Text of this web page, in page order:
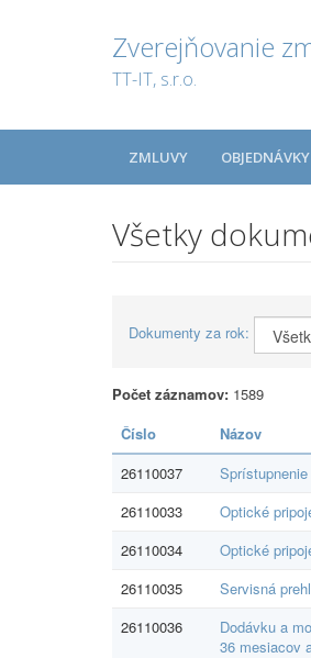
Zverejňovanie
TT-IT, s.r.o.
ZMLUVY OBJEDNÁVKY
Všetky
Dokumenty za rok:
Počet záznamov: 1589
Číslo
Názov
26110037
26110033
Optické
26110034
Optické
26110035
Servisná
26110036
Dodávku a
36 mesiacov